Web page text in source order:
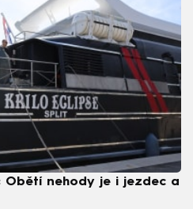
Obětí nehody je i jezdec a